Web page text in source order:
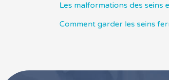
Les malformations des seins
Comment garder les seins